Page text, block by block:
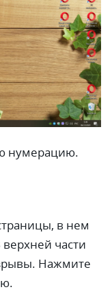
нумерацию.
в нем
части
Нажмите